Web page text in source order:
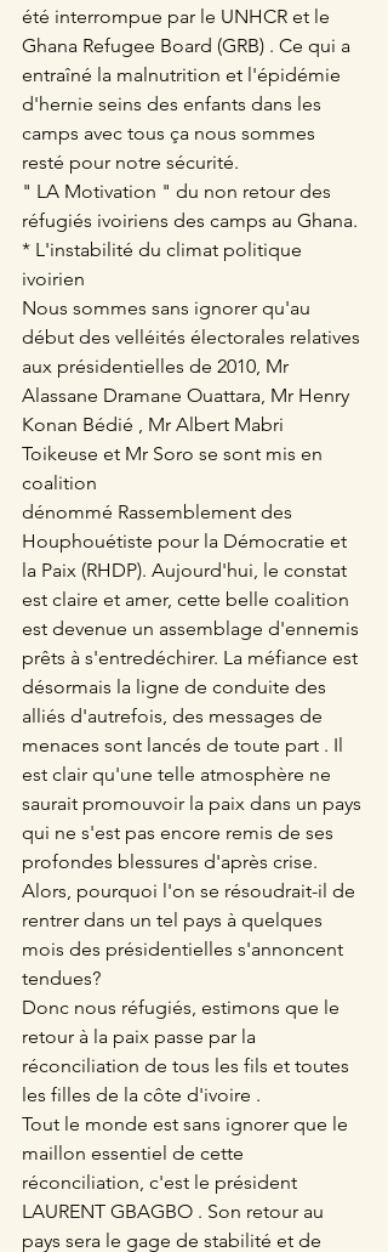
été interrompue par le UNHCR et le
Ghana Refugee Board (GRB) . Ce qui a
entraîné la malnutrition et l'épidémie
d'hernie seins des enfants dans les
camps avec tous ça nous sommes
resté pour notre sécurité.
" LA Motivation " du non retour des
réfugiés ivoiriens des camps au Ghana.
* L'instabilité du climat politique
ivoirien
Nous sommes sans ignorer qu'au
début des velléités électorales relatives
aux présidentielles de 2010, Mr
Alassane Dramane Ouattara, Mr Henry
Konan Bédié , Mr Albert Mabri
Toikeuse et Mr Soro se sont mis en
coalition
dénommé Rassemblement des
Houphouétiste pour la Démocratie et
la Paix (RHDP). Aujourd'hui, le constat
est claire et amer, cette belle coalition
est devenue un assemblage d'ennemis
prêts à s'entredéchirer. La méfiance est
désormais la ligne de conduite des
alliés d'autrefois, des messages de
menaces sont lancés de toute part . Il
est clair qu'une telle atmosphère ne
saurait promouvoir la paix dans un pays
qui ne s'est pas encore remis de ses
profondes blessures d'après crise.
Alors, pourquoi l'on se résoudrait-il de
rentrer dans un tel pays à quelques
mois des présidentielles s'annoncent
tendues?
Donc nous réfugiés, estimons que le
retour à la paix passe par la
réconciliation de tous les fils et toutes
les filles de la côte d'ivoire .
Tout le monde est sans ignorer que le
maillon essentiel de cette
réconciliation, c'est le président
LAURENT GBAGBO . Son retour au
pays sera le gage de stabilité et de